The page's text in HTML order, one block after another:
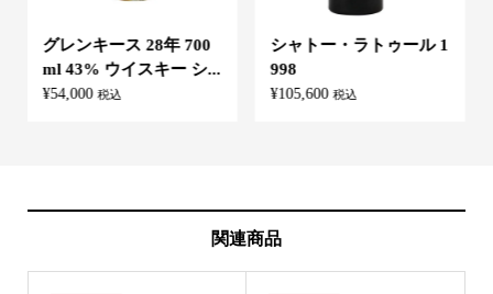
グレンキース 28年 700
ml 43% ウイスキー シ...
¥54,000 税込
シャトー・ラトゥール 1
998
¥105,600 税込
関連商品